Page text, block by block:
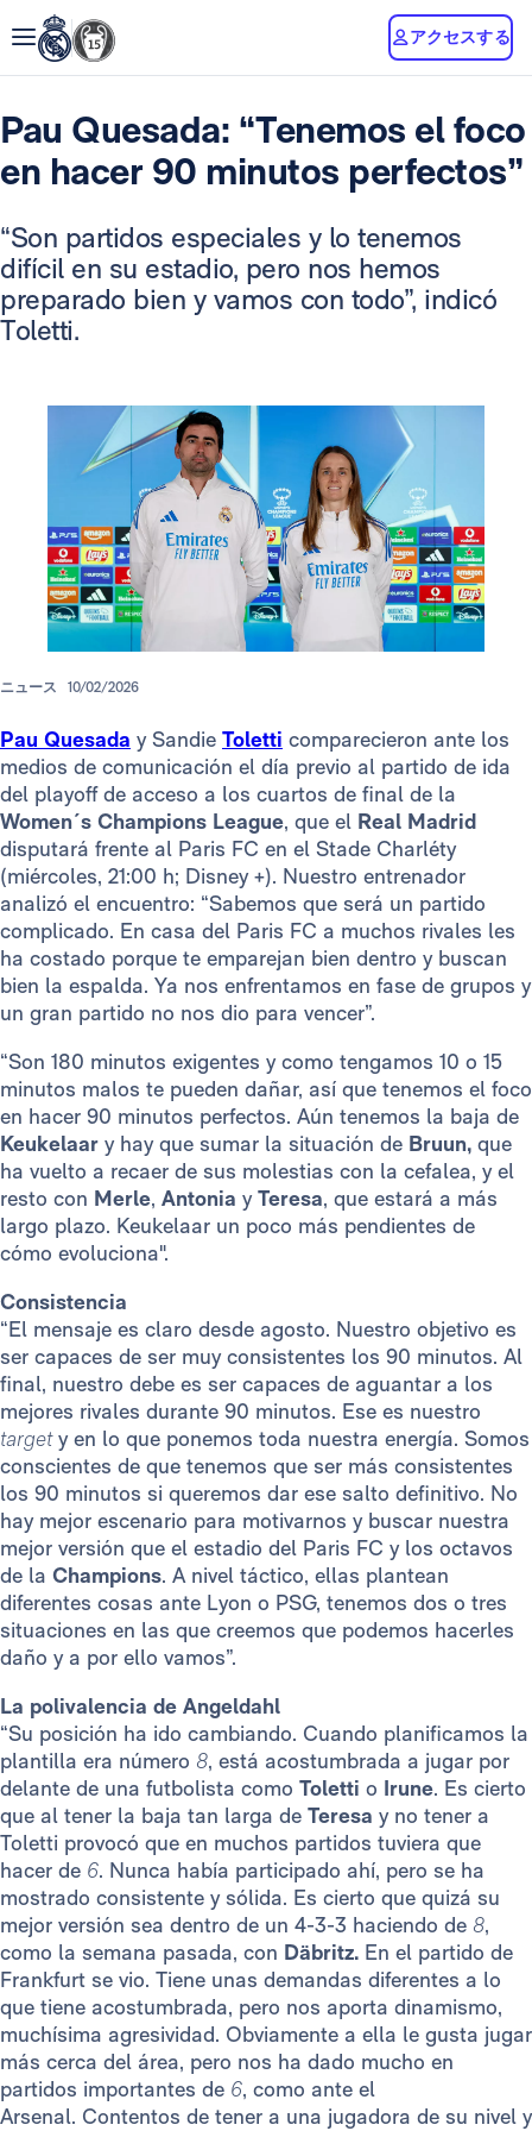
アクセスする
Pau Quesada: “Tenemos el foco
en hacer 90 minutos perfectos”
“Son partidos especiales y lo tenemos
difícil en su estadio, pero nos hemos
preparado bien y vamos con todo”, indicó
Toletti.
ニュース 10/02/2026
Pau Quesada y Sandie Toletti comparecieron ante los
medios de comunicación el día previo al partido de ida
del playoff de acceso a los cuartos de final de la
Women´s Champions League, que el Real Madrid
disputará frente al Paris FC en el Stade Charléty
(miércoles, 21:00 h; Disney +). Nuestro entrenador
analizó el encuentro: “Sabemos que será un partido
complicado. En casa del Paris FC a muchos rivales les
ha costado porque te emparejan bien dentro y buscan
bien la espalda. Ya nos enfrentamos en fase de grupos y
un gran partido no nos dio para vencer”.
“Son 180 minutos exigentes y como tengamos 10 o 15
minutos malos te pueden dañar, así que tenemos el foco
en hacer 90 minutos perfectos. Aún tenemos la baja de
Keukelaar y hay que sumar la situación de Bruun, que
ha vuelto a recaer de sus molestias con la cefalea, y el
resto con Merle, Antonia yTeresa, que estará a más
largo plazo. Keukelaar un poco más pendientes de
cómo evoluciona".
Consistencia
“El mensaje es claro desde agosto. Nuestro objetivo es
ser capaces de ser muy consistentes los 90 minutos. Al
final, nuestro debe es ser capaces de aguantar a los
mejores rivales durante 90 minutos. Ese es nuestro
targety en lo que ponemos toda nuestra energía. Somos
conscientes de que tenemos que ser más consistentes
los 90 minutos si queremos dar ese salto definitivo. No
hay mejor escenario para motivarnos y buscar nuestra
mejor versión que el estadio del Paris FC y los octavos
de la Champions. A nivel táctico, ellas plantean
diferentes cosas ante Lyon o PSG, tenemos dos o tres
situaciones en las que creemos que podemos hacerles
daño y a por ello vamos”.
La polivalencia de Angeldahl
“Su posición ha ido cambiando. Cuando planificamos la
plantilla era número 8, está acostumbrada a jugar por
delante de una futbolista como Toletti o Irune. Es cierto
que al tener la baja tan larga de Teresa y no tener a
Toletti provocó que en muchos partidos tuviera que
hacer de 6. Nunca había participado ahí, pero se ha
mostrado consistente y sólida. Es cierto que quizá su
mejor versión sea dentro de un 4-3-3 haciendo de 8,
como la semana pasada, con Däbritz. En el partido de
Frankfurt se vio. Tiene unas demandas diferentes a lo
que tiene acostumbrada, pero nos aporta dinamismo,
muchísima agresividad. Obviamente a ella le gusta jugar
más cerca del área, pero nos ha dado mucho en
partidos importantes de 6, como ante el
Arsenal. Contentos de tener a una jugadora de su nivel y